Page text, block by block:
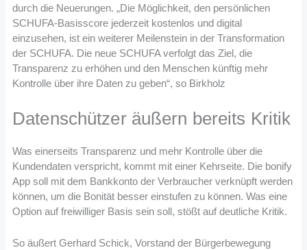
durch die Neuerungen. „Die Möglichkeit, den persönlichen
SCHUFA-Basisscore jederzeit kostenlos und digital
einzusehen, ist ein weiterer Meilenstein in der Transformation
der SCHUFA. Die neue SCHUFA verfolgt das Ziel, die
Transparenz zu erhöhen und den Menschen künftig mehr
Kontrolle über ihre Daten zu geben“, so Birkholz
Datenschützer äußern bereits Kritik
Was einerseits Transparenz und mehr Kontrolle über die
Kundendaten verspricht, kommt mit einer Kehrseite. Die bonify
App soll mit dem Bankkonto der Verbraucher verknüpft werden
können, um die Bonität besser einstufen zu können. Was eine
Option auf freiwilliger Basis sein soll, stößt auf deutliche Kritik.
So äußert Gerhard Schick, Vorstand der Bürgerbewegung